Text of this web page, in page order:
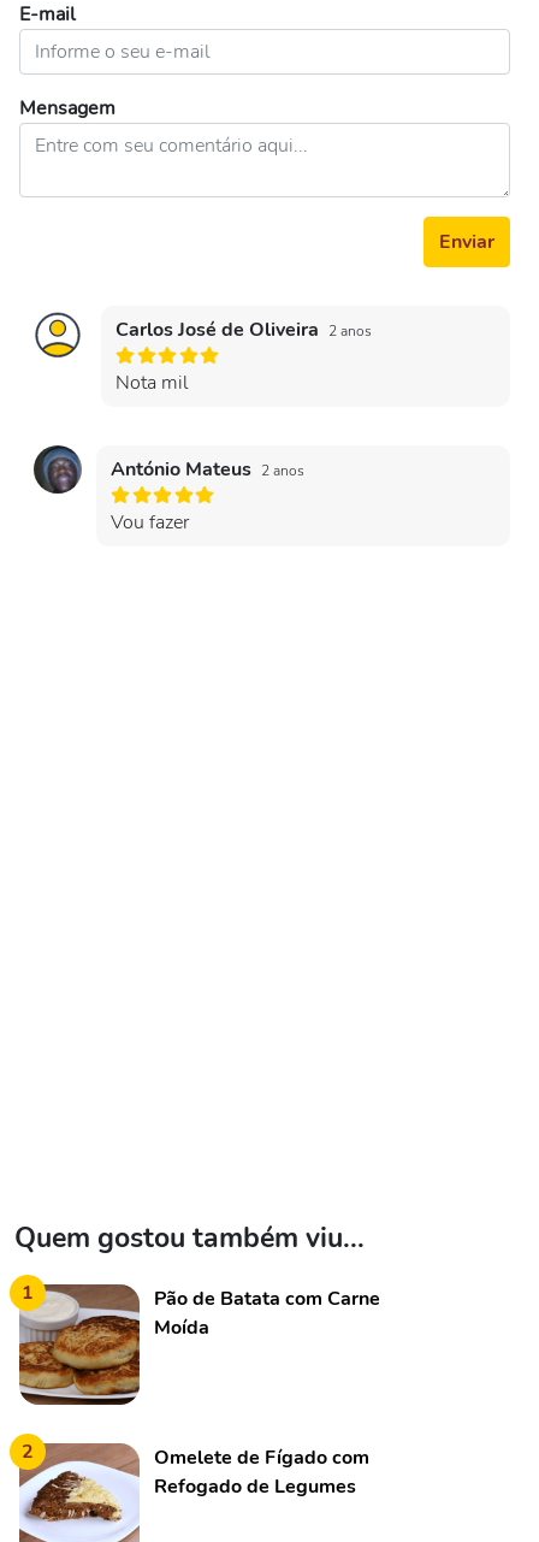
E-mail
Mensagem
Enviar
Carlos José de Oliveira 2 anos
Nota mil
António Mateus 2 anos
Vou fazer
Quem gostou também viu...
1
Pão de Batata com Carne
Moída
2
Omelete de Fígado com
Refogado de Legumes